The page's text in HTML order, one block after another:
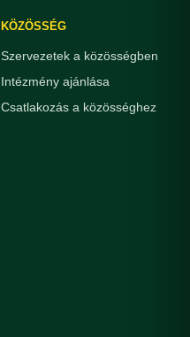
KÖZÖSSÉG
Szervezetek a közösségben
Intézmény ajánlása
Csatlakozás a közösséghez